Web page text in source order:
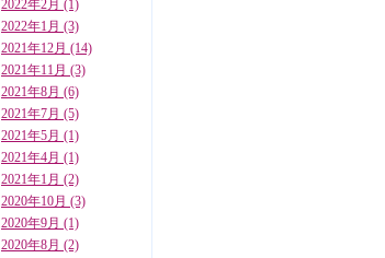
2022年2月 (1)
2022年1月 (3)
2021年12月 (14)
2021年11月 (3)
2021年8月 (6)
2021年7月 (5)
2021年5月 (1)
2021年4月 (1)
2021年1月 (2)
2020年10月 (3)
2020年9月 (1)
2020年8月 (2)